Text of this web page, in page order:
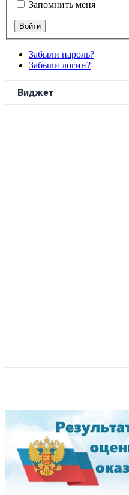
Запомнить меня
Забыли пароль?
Забыли логин?